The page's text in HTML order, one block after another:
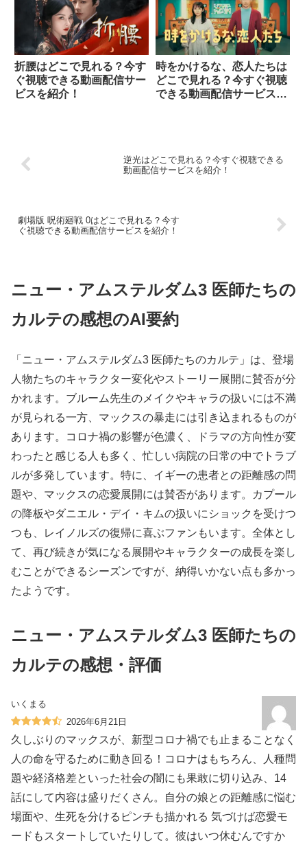
折腰はどこで見れる？今す
ぐ視聴できる動画配信サー
ビスを紹介！
時をかけるな、恋人たちは
どこで見れる？今すぐ視聴
できる動画配信サービスを
逆光はどこで見れる？今すぐ視聴できる
動画配信サービスを紹介！
劇場版 呪術廻戦 0はどこで見れる？今す
ぐ視聴できる動画配信サービスを紹介！
ニュー・アムステルダム3 医師たちの
カルテの感想のAI要約
「ニュー・アムステルダム3 医師たちのカルテ」は、登場
人物たちのキャラクター変化やストーリー展開に賛否が分
かれます。ブルーム先生のメイクやキャラの扱いには不満
が見られる一方、マックスの暴走には引き込まれるものが
あります。コロナ禍の影響が色濃く、ドラマの方向性が変
わったと感じる人も多く、忙しい病院の日常の中でトラブ
ルが多発しています。特に、イギーの患者との距離感の問
題や、マックスの恋愛展開には賛否があります。カプール
の降板やダニエル・デイ・キムの扱いにショックを受けつ
つも、レイノルズの復帰に喜ぶファンもいます。全体とし
て、再び続きが気になる展開やキャラクターの成長を楽し
むことができるシーズンですが、納得いかない点も多かっ
たようです。
ニュー・アムステルダム3 医師たちの
カルテの感想・評価
いくまる
2026年6月21日
久しぶりのマックスが、新型コロナ禍でも止まることなく
人の命を守るために動き回る！コロナはもちろん、人種問
題や経済格差といった社会の闇にも果敢に切り込み、14
話にして内容は盛りだくさん。自分の娘との距離感に悩む
場面や、生死を分けるピンチも描かれる 気づけば恋愛モ
ードもスタートしていたりして。彼はいつ休むんですか